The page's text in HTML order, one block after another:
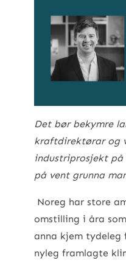
Det bør bekymre
kraftdirektørar og
industriprosjekt
på vent grunna
Noreg har store
omstilling i åra
anna kjem tydeleg
nyleg framlagte